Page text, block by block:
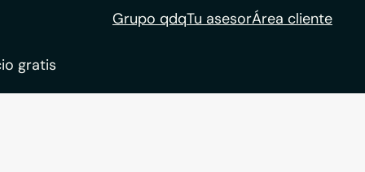
Grupo qdqTu asesorÁrea cliente
gratis